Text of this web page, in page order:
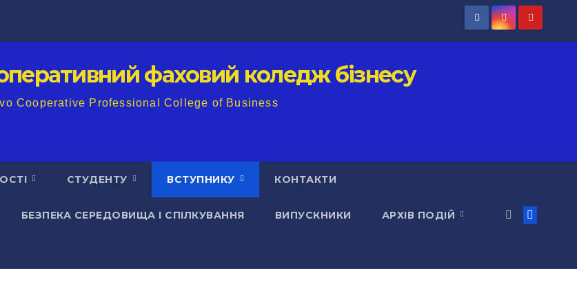
фаховий коледж бізнесу
Cooperative Professional College of Business
СТУДЕНТУ ВСТУПНИКУ КОНТАКТИ
БЕЗПЕКА СЕРЕДОВИЩА І СПІЛКУВАННЯ ВИПУСКНИКИ АРХІВ ПОДІЙ